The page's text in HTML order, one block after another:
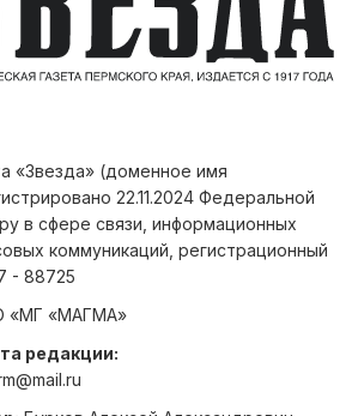
«Звезда» (доменное имя
22.11.2024 Федеральной
в сфере связи, информационных
коммуникаций, регистрационный
- 88725
«МГ «МАГМА»
редакции: